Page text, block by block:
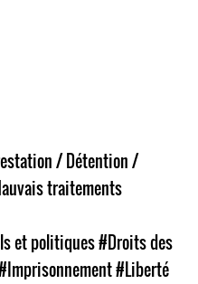
/ Détention /
traitements
et politiques#Droits des
#Liberté